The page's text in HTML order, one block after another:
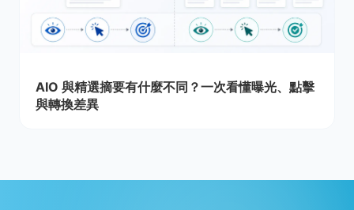
AIO 與精選摘要有什麼不同？一次看懂曝光、點擊
與轉換差異